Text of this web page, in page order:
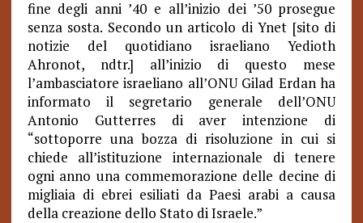
fine degli anni ’40 e all’inizio dei ’50 prosegue
senza sosta. Secondo un articolo di Ynet [sito di
notizie del quotidiano israeliano Yedioth
Ahronot, ndtr.] all’inizio di questo mese
l’ambasciatore israeliano all’ONU Gilad Erdan ha
informato il segretario generale dell’ONU
Antonio Gutterres di aver intenzione di
“sottoporre una bozza di risoluzione in cui si
chiede all’istituzione internazionale di tenere
ogni anno una commemorazione delle decine di
migliaia di ebrei esiliati da Paesi arabi a causa
della creazione dello Stato di Israele.”